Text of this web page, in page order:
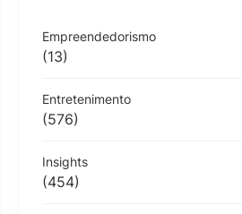
Empreendedorismo
(13)
Entretenimento
(576)
Insights
(454)